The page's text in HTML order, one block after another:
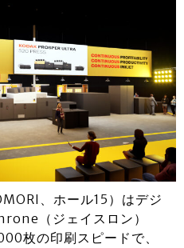
、ホール15）はデジ
（ジェイスロン）
枚の印刷スピードで、